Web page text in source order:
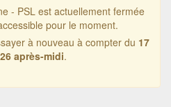
- PSL est actuellement fermée
pour le moment.
à nouveau à compter du 17
après-midi.